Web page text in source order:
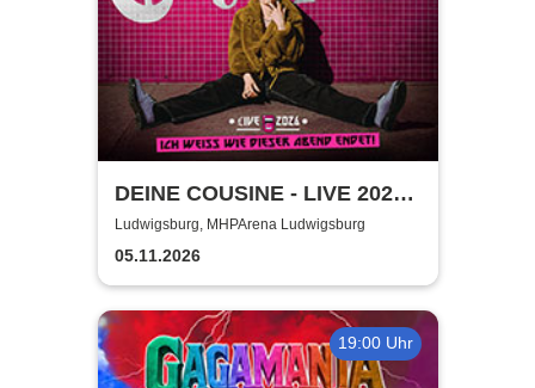
DEINE COUSINE - LIVE 2026 -
Ich weiß wie dieser Abend
endet
Ludwigsburg, MHPArena Ludwigsburg
05.11.2026
19:00 Uhr